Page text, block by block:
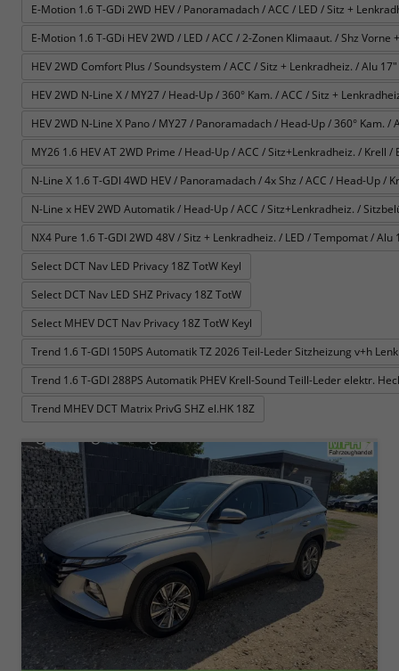
E-Motion 1.6 T-GDi 2WD HEV / Panoramadach / ACC / LED / Sitz +
E-Motion 1.6 T-GDi HEV 2WD / LED / ACC / 2-Zonen Klimaaut. / Shz Vorne
HEV 2WD Comfort Plus / Soundsystem / ACC / Sitz + Lenkradheiz. / Alu
HEV 2WD N-Line X / MY27 / Head-Up / 360° Kam. / ACC / Sitz +
HEV 2WD N-Line X Pano / MY27 / Panoramadach / Head-Up / 360° Kam.
MY26 1.6 HEV AT 2WD Prime / Head-Up / ACC / Sitz+Lenkradheiz. / Krell
N-Line X 1.6 T-GDI 4WD HEV / Panoramadach / 4x Shz / ACC / Head-Up
N-Line x HEV 2WD Automatik / Head-Up / ACC / Sitz+Lenkradheiz. /
NX4 Pure 1.6 T-GDI 2WD 48V / Sitz + Lenkradheiz. / LED / Tempomat / Alu
Select DCT Nav LED Privacy 18Z TotW Keyl
Select DCT Nav LED SHZ Privacy 18Z TotW
Select MHEV DCT Nav Privacy 18Z TotW Keyl
Trend 1.6 T-GDI 150PS Automatik TZ 2026 Teil-Leder Sitzheizung v+h
Trend 1.6 T-GDI 288PS Automatik PHEV Krell-Sound Teill-Leder elektr.
Trend MHEV DCT Matrix PrivG SHZ el.HK 18Z